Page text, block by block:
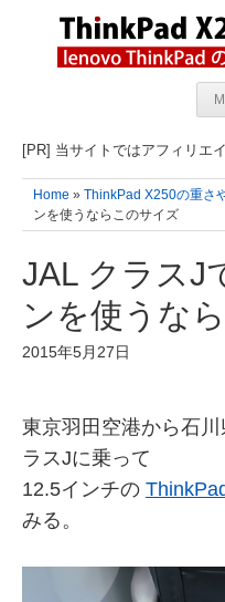
[PR] 当サイトではアフィリエ
Home » ThinkPad X250の重さ
ンを使うならこのサイズ
JAL クラスJ
ンを使うな
2015年5月27日
東京羽田空港から石
ラスJに乗って
12.5インチの
みる。